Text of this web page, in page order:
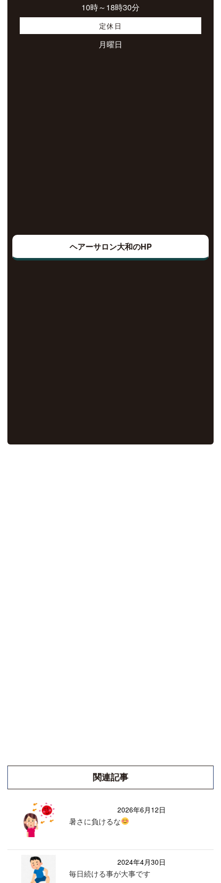
10時～18時30分
定休日
月曜日
ヘアーサロン大和のHP
関連記事
2026年6月12日
暑さに負けるな
2024年4月30日
毎日続ける事が大事です